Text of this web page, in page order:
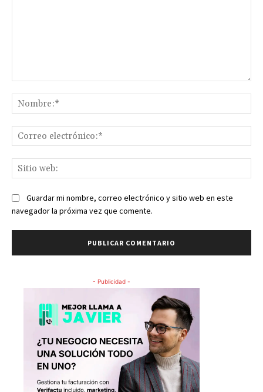
Guardar mi nombre, correo electrónico y sitio web en este
navegador la próxima vez que comente.
- Publicidad -